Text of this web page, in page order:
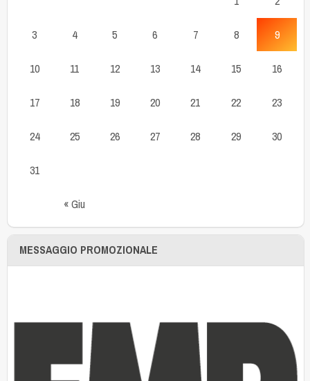
« Giu
3 4 5 6 7 8 9
10 11 12 13 14 15 16
17 18 19 20 21 22 23
24 25 26 27 28 29 30
31
MESSAGGIO PROMOZIONALE